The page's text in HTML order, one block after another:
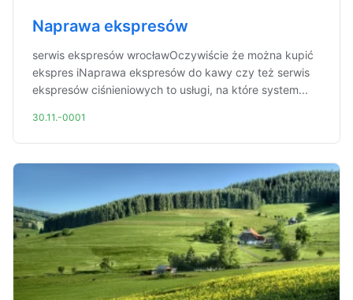
Naprawa ekspresów
serwis ekspresów wrocławOczywiście że można kupić
ekspres iNaprawa ekspresów do kawy czy też serwis
ekspresów ciśnieniowych to usługi, na które system...
30.11.-0001